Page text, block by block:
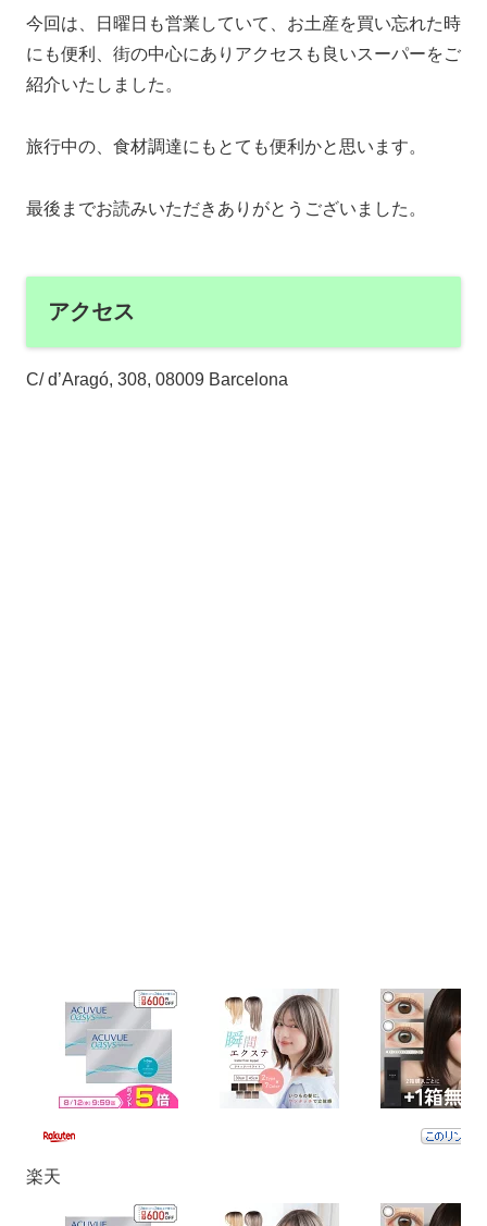
今回は、日曜日も営業していて、お土産を買い忘れた時
にも便利、街の中心にありアクセスも良いスーパーをご
紹介いたしました。
旅行中の、食材調達にもとても便利かと思います。
最後までお読みいただきありがとうございました。
アクセス
C/ d’Aragó, 308, 08009 Barcelona
楽天